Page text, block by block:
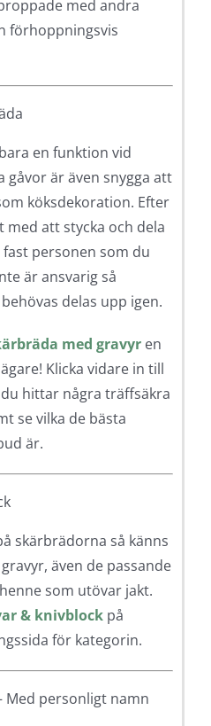
med andra
förhoppningsvis
en funktion vid
gåvor är även snygga att
köksdekoration. Efter
att stycka och dela
personen som du
är ansvarig så
delas upp igen.
med gravyren
Klicka vidare in till
hittar några träffsäkra
se vilka de bästa
är.
skärbrädorna så känns
även de passande
som utövar jakt.
& knivblockpå
för kategorin.
Med personligt namn